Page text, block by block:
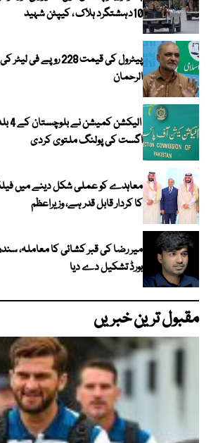
10دہشتگرد ہلاک ، کیپٹن شہید
پیٹرول کی قیمت 228
الرحمان
اگست کی پولنگ ملتوی کردی
معاہدے کو عملی شکل دینے میں
کا کردار قابل قدر ہے، وزیراعظم
میر رضا کی قبر کشائی کا معاملہ،
بورڈ تشکیل دے دیا
مقبول ترین خبریں